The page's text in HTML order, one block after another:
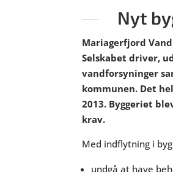
Nyt
Mariagerfjord
Selskabet driver,
vandforsyninger
kommunen. Det
2013. Byggeriet
krav.
Med indflytning i
undgå at have